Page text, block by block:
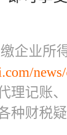
企业所
理记账
种财税